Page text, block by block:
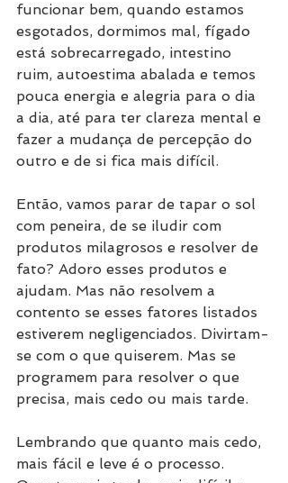
funcionar bem, quando estamos
esgotados, dormimos mal, fígado
está sobrecarregado, intestino
ruim, autoestima abalada e temos
pouca energia e alegria para o dia
a dia, até para ter clareza mental e
fazer a mudança de percepção do
outro e de si fica mais difícil.
Então, vamos parar de tapar o sol
com peneira, de se iludir com
produtos milagrosos e resolver de
fato? Adoro esses produtos e
ajudam. Mas não resolvem a
contento se esses fatores listados
estiverem negligenciados. Divirtam-
se com o que quiserem. Mas se
programem para resolver o que
precisa, mais cedo ou mais tarde.
Lembrando que quanto mais cedo,
mais fácil e leve é o processo.